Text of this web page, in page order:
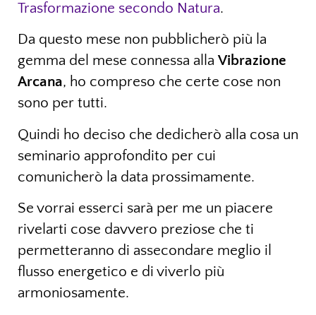
Trasformazione secondo Natura.
Da questo mese non pubblicherò più la
gemma del mese connessa alla Vibrazione
Arcana, ho compreso che certe cose non
sono per tutti.
Quindi ho deciso che dedicherò alla cosa un
seminario approfondito per cui
comunicherò la data prossimamente.
Se vorrai esserci sarà per me un piacere
rivelarti cose davvero preziose che ti
permetteranno di assecondare meglio il
flusso energetico e di viverlo più
armoniosamente.